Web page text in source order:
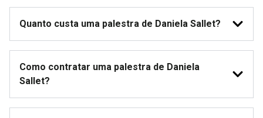
Quanto custa uma palestra de Daniela Sallet?
Como contratar uma palestra de Daniela
Sallet?